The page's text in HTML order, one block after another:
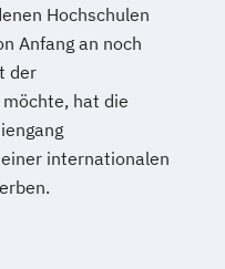
Hochschulen
Anfang an noch
der
hat die
internationalen